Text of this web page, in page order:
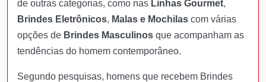
de outras categorias, como nas Linhas Gourmet,
Brindes Eletrônicos, Malas e Mochilas com várias
opções de Brindes Masculinos que acompanham as
tendências do homem contemporâneo.
Segundo pesquisas, homens que recebem Brindes